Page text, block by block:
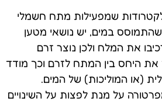
שמפעילות מתח חשמלי
במים, יש נושאי מטען
את המלח ולכן נוצר זרם
היחס בין המתח לזרם וכך מודד
(או המוליכות) של המים.
על מנת לפצות על השינויים